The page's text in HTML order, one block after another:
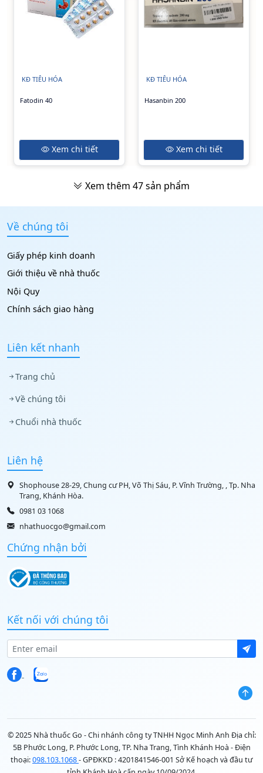
KĐ TIÊU HÓA
Fatodin 40
Xem chi tiết
KĐ TIÊU HÓA
Hasanbin 200
Xem chi tiết
Xem thêm 47sản phẩm
Về chúng tôi
Giấy phép kinh doanh
Giới thiệu về nhà thuốc
Nội Quy
Chính sách giao hàng
Liên kết nhanh
Trang chủ
Về chúng tôi
Chuổi nhà thuốc
Liên hệ
Shophouse 28-29, Chung cư PH, Võ Thị Sáu, P. Vĩnh Trường, , Tp. Nha
Trang, Khánh Hòa.
0981 03 1068
nhathuocgo@gmail.com
Chứng nhận bởi
Kết nối với chúng tôi
© 2025 Nhà thuốc Go - Chi nhánh công ty TNHH Ngọc Minh Anh Địa chỉ:
5B Phước Long, P. Phước Long, TP. Nha Trang, Tình Khánh Hoà - Điện
thoại:098.103.1068- GPĐKKD : 4201841546-001 Sở Kế hoạch và đầu tư